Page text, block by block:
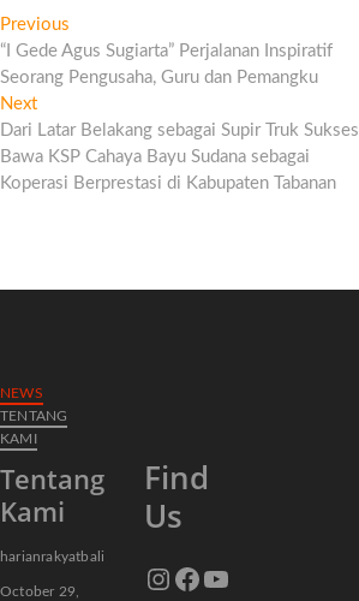
Post
navigation
Previous
post:
“I Gede Agus Sugiarta” Perjalanan Inspiratif
Seorang Pengusaha, Guru dan Pemangku
NextNext
post:
Dari Latar Belakang sebagai Supir Truk Sukses
Bawa KSP Cahaya Bayu Sudana sebagai
Koperasi Berprestasi di Kabupaten Tabanan
NEWS
TENTANG
KAMI
Tentang
Kami
harianrakyatbali
October 29,
Find
Us
Instagram
Facebook
YouTube